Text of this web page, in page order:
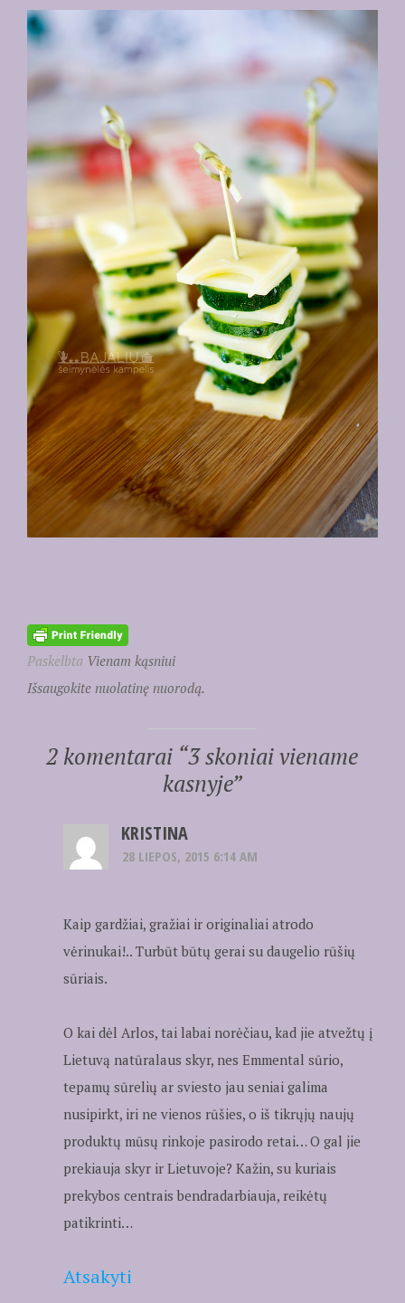
Paskelbta Vienam kąsniui
Išsaugokite nuolatinę nuorodą.
2 komentarai “3 skoniai viename
kasnyje”
KRISTINA
28 LIEPOS, 2015 6:14 AM
Kaip gardžiai, gražiai ir originaliai atrodo
vėrinukai!.. Turbūt būtų gerai su daugelio rūšių
sūriais.
O kai dėl Arlos, tai labai norėčiau, kad jie atvežtų į
Lietuvą natūralaus skyr, nes Emmental sūrio,
tepamų sūrelių ar sviesto jau seniai galima
nusipirkt, iri ne vienos rūšies, o iš tikrųjų naujų
produktų mūsų rinkoje pasirodo retai… O gal jie
prekiauja skyr ir Lietuvoje? Kažin, su kuriais
prekybos centrais bendradarbiauja, reikėtų
patikrinti…
Atsakyti